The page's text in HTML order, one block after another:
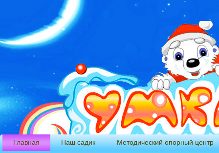
Главная Наш садик
Методический опорный центр